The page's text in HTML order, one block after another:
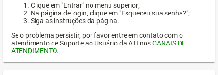
Clique em "Entrar" no menu superior;
Na página de login, clique em "Esqueceu sua senha?";
Siga as instruções da página.
Se o problema persistir, por favor entre em contato com o
atendimento de Suporte ao Usuário da ATI nosCANAIS DE
ATENDIMENTO.